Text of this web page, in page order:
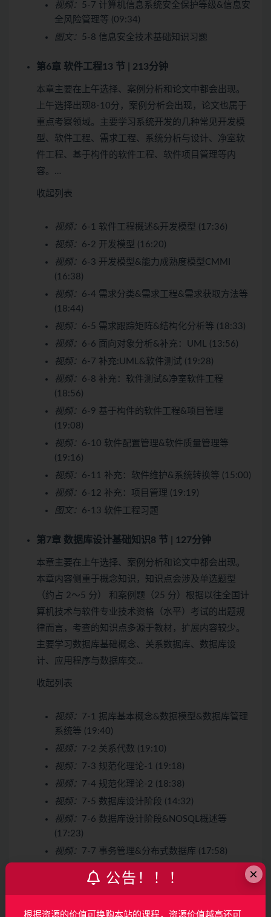
视频： 5-7 计算机信息系统安全保护等级&信息安
全风险管理等 (09:34)
图文： 5-8 信息安全技术基础知识习题
第6章 软件工程13 节 | 213分钟
本章主要在上午选择、案例分析和论文中都会出现。
上午选择出现8-10分，案例分析会出现，论文也属于
重点考察领域。主要学习系统开发的几种常见开发模
型、软件工程、需求工程、系统分析与设计、净室软
件工程、基于构件的软件工程、软件项目管理等内
容。…
收起列表
视频： 6-1 软件工程概述&开发模型 (17:36)
视频： 6-2 开发模型 (16:20)
视频： 6-3 开发模型&能力成熟度模型CMMI
(16:38)
视频： 6-4 需求分类&需求工程&需求获取方法等
(18:44)
视频： 6-5 需求跟踪矩阵&结构化分析等 (18:33)
视频： 6-6 面向对象分析&补充：UML (13:56)
视频： 6-7 补充:UML&软件测试 (19:28)
视频： 6-8 补充：软件测试&净室软件工程
(18:56)
视频： 6-9 基于构件的软件工程&项目管理
(19:08)
视频： 6-10 软件配置管理&软件质量管理等
(19:16)
视频： 6-11 补充：软件维护&系统转换等 (15:00)
视频： 6-12 补充：项目管理 (19:19)
图文： 6-13 软件工程习题
第7章 数据库设计基础知识8 节 | 127分钟
本章主要在上午选择、案例分析和论文中都会出现。
本章内容侧重于概念知识，知识点会涉及单选题型
（约占 2～5 分） 和案例题（25 分）根据以往全国计
算机技术与软件专业技术资格（水平）考试的出题规
律而言，考查的知识点多源于教材，扩展内容较少。
主要学习数据库基础概念、关系数据库、数据库设
计、应用程序与数据库交…
收起列表
视频：
7-1 据库基本概念&数据模型&数据库管理
系统等 (19:40)
视频：
7-2 关系代数 (19:10)
视频：
7-3 规范化理论-1 (19:18)
视频：
7-4 规范化理论-2 (18:38)
视频：
7-5 数据库设计阶段 (14:32)
视频：
7-6 数据库设计阶段&NOSQL概述等
(17:23)
视频：
7-7 事务管理&分布式数据库 (17:58)
7-8 数据库设计基础知识习题
第8章 系统架构设计基础知识4 节 | 64分钟
×
公告！！！
根据资源的价值可换购本站的课程，资源价值越高还可